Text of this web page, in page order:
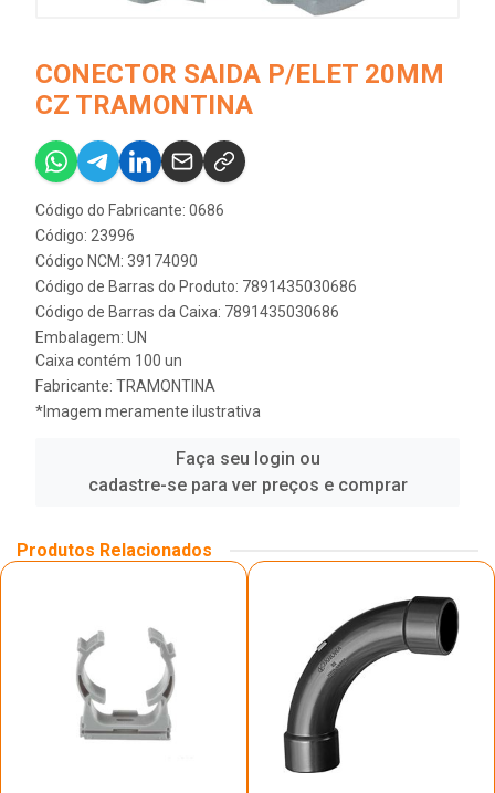
CONECTOR SAIDA P/ELET 20MM
CZ TRAMONTINA
Código do Fabricante: 0686
Código: 23996
Código NCM: 39174090
Código de Barras do Produto: 7891435030686
Código de Barras da Caixa: 7891435030686
Embalagem: UN
Caixa contém 100 un
Fabricante: TRAMONTINA
*Imagem meramente ilustrativa
Faça seu login ou
cadastre-se para ver preços e comprar
Produtos Relacionados